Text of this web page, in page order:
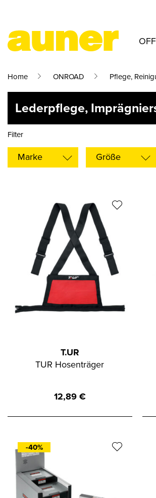
Home ONROAD Pflege,
Lederpflege,
Filter
Marke Größe
T.UR
TUR Hosenträger
12,89€
-40%